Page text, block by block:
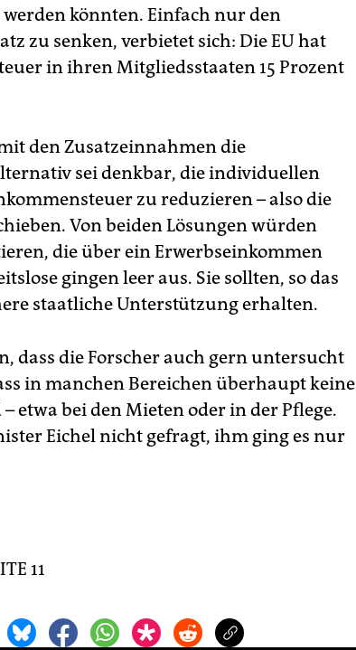
könnten. Einfach nur den
zu senken, verbietet sich: Die EU hat
in ihren Mitgliedsstaaten 15 Prozent
den Zusatzeinnahmen die
sei denkbar, die individuellen
zu reduzieren – also die
Von beiden Lösungen würden
die über ein Erwerbseinkommen
gingen leer aus. Sie sollten, so das
staatliche Unterstützung erhalten.
dass die Forscher auch gern untersucht
in manchen Bereichen überhaupt keine
etwa bei den Mieten oder in der Pflege.
Eichel nicht gefragt, ihm ging es nur
11